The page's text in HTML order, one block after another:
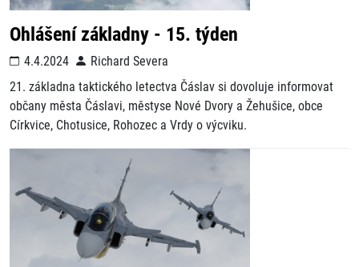
Ohlášení základny - 15. týden
4.4.2024
Richard Severa
21. základna taktického letectva Čáslav si dovoluje informovat
občany města Čáslavi, městyse Nové Dvory a Žehušice, obce
Církvice, Chotusice, Rohozec a Vrdy o výcviku.